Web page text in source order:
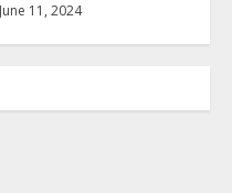
June 11, 2024